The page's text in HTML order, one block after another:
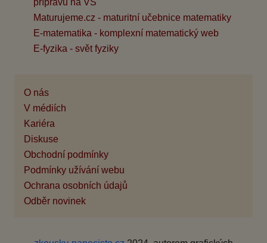
přípravu na VŠ
Maturujeme.cz - maturitní učebnice matematiky
E-matematika - komplexní matematický web
E-fyzika - svět fyziky
O nás
V médiích
Kariéra
Diskuse
Obchodní podmínky
Podmínky užívání webu
Ochrana osobních údajů
Odběr novinek